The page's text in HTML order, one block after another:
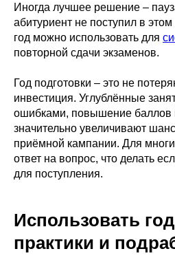
Иногда лучшее решение –
абитуриент не поступил в
год можно использовать для
повторной сдачи экзаменов.
Год подготовки – это не
инвестиция. Углублённые
ошибками, повышение
значительно увеличивают
приёмной кампании. Для
ответ на вопрос, что делать
для поступления.
Использовать
практики и